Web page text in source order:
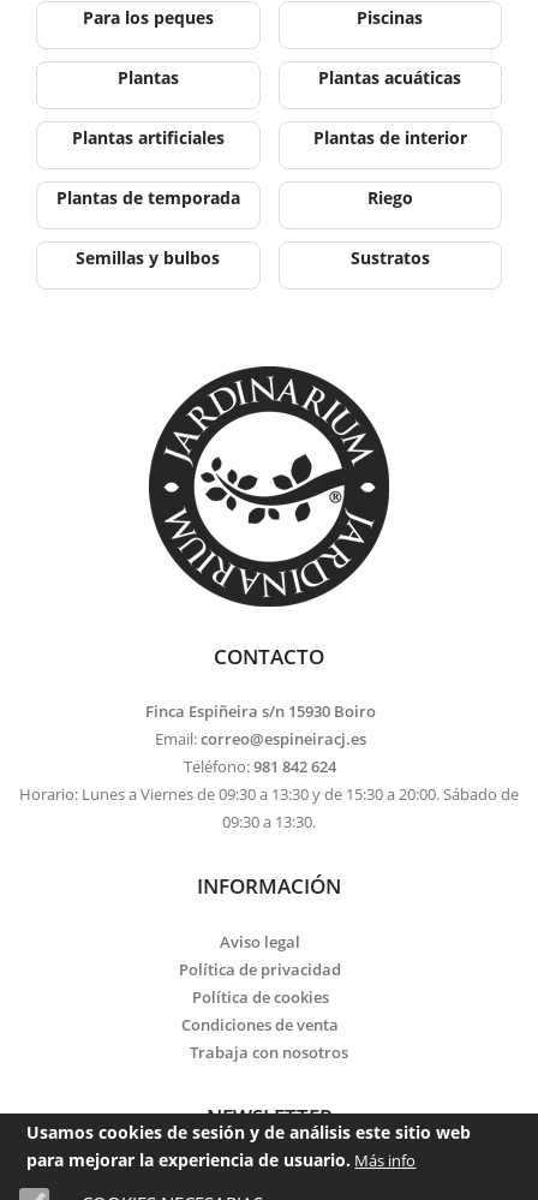
Para los peques Piscinas
Plantas Plantas acuáticas
Plantas artificiales Plantas de interior
Plantas de temporada Riego
Semillas y bulbos Sustratos
CONTACTO
Finca Espiñeira s/n 15930 Boiro
Email:correo@espineiracj.es
Teléfono:981 842 624
Horario: Lunes a Viernes de 09:30 a 13:30 y de 15:30 a 20:00. Sábado de
09:30 a 13:30.
INFORMACIÓN
Aviso legal
Política de privacidad
Política de cookies
Condiciones de venta
Trabaja con nosotros
NEWSLETTER
Email
Usamos cookies de sesión y de análisis este sitio web
para mejorar la experiencia de usuario. Más info